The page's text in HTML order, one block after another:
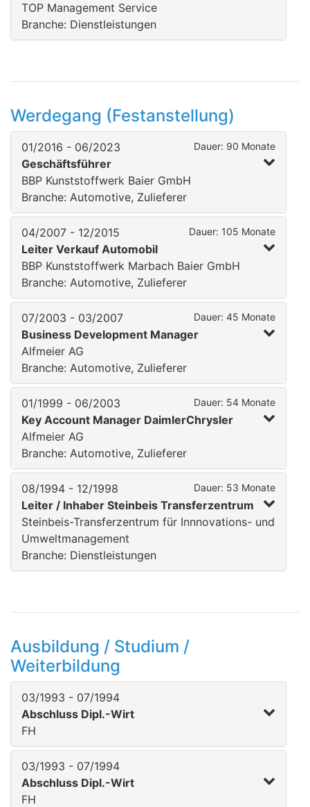
TOP Management Service
Branche: Dienstleistungen
Werdegang (Festanstellung)
01/2016 - 06/2023 Dauer: 90 Monate
Geschäftsführer
BBP Kunststoffwerk Baier GmbH
Branche: Automotive, Zulieferer
04/2007 - 12/2015 Dauer: 105 Monate
Leiter Verkauf Automobil
BBP Kunststoffwerk Marbach Baier GmbH
Branche: Automotive, Zulieferer
07/2003 - 03/2007 Dauer: 45 Monate
Business Development Manager
Alfmeier AG
Branche: Automotive, Zulieferer
01/1999 - 06/2003 Dauer: 54 Monate
Key Account Manager DaimlerChrysler
Alfmeier AG
Branche: Automotive, Zulieferer
08/1994 - 12/1998 Dauer: 53 Monate
Leiter / Inhaber Steinbeis Transferzentrum
Steinbeis-Transferzentrum für Innnovations- und
Umweltmanagement
Branche: Dienstleistungen
Ausbildung / Studium /
Weiterbildung
03/1993 - 07/1994
Abschluss Dipl.-Wirt
FH
03/1993 - 07/1994
Abschluss Dipl.-Wirt
FH